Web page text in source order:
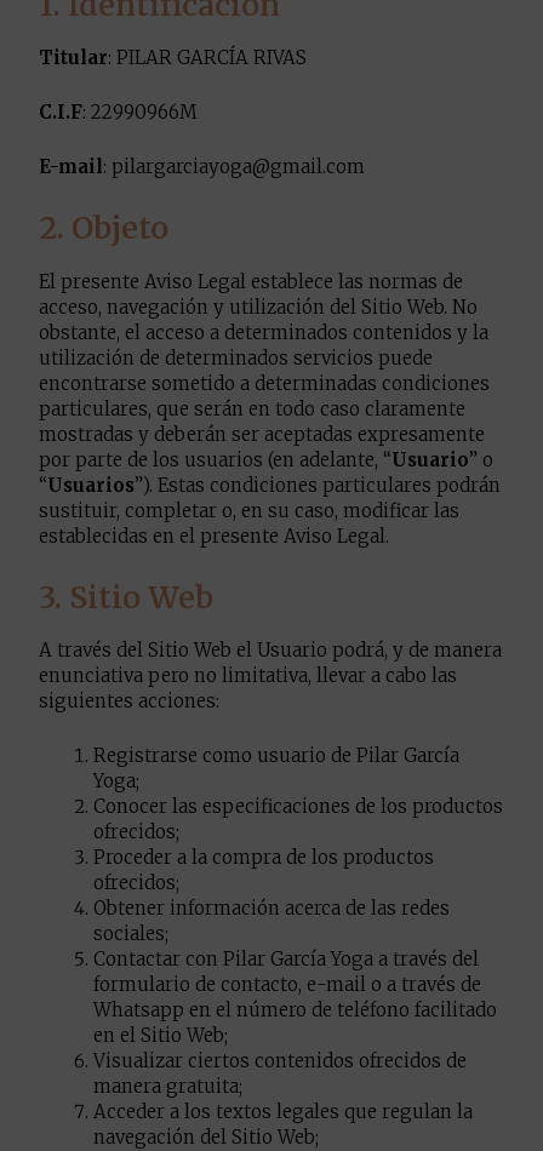
Titular: PILAR GARCÍA RIVAS
C.I.F: 22990966M
E-mail: pilargarciayoga@gmail.com
2. Objeto
El presente Aviso Legal establece las normas de
acceso, navegación y utilización del Sitio Web. No
obstante, el acceso a determinados contenidos y la
utilización de determinados servicios puede
encontrarse sometido a determinadas condiciones
particulares, que serán en todo caso claramente
mostradas y deberán ser aceptadas expresamente
por parte de los usuarios (en adelante, “Usuario” o
“Usuarios”). Estas condiciones particulares podrán
sustituir, completar o, en su caso, modificar las
establecidas en el presente Aviso Legal.
3. Sitio Web
A través del Sitio Web el Usuario podrá, y de manera
enunciativa pero no limitativa, llevar a cabo las
siguientes acciones:
Registrarse como usuario de Pilar García
Yoga;
Conocer las especificaciones de los productos
ofrecidos;
Proceder a la compra de los productos
ofrecidos;
Obtener información acerca de las redes
sociales;
Contactar con Pilar García Yoga a través del
formulario de contacto, e-mail o a través de
Whatsapp en el número de teléfono facilitado
en el Sitio Web;
Visualizar ciertos contenidos ofrecidos de
manera gratuita;
Acceder a los textos legales que regulan la
navegación del Sitio Web;